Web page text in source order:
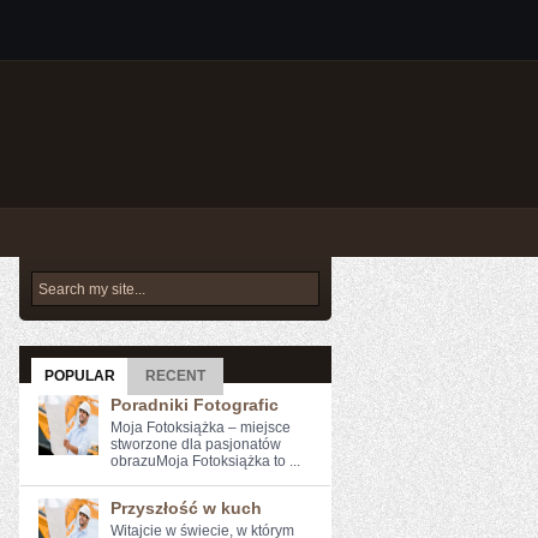
POPULAR RECENT
Poradniki Fotografic
Moja Fotoksiążka – miejsce
stworzone dla pasjonatów
obrazuMoja Fotoksiążka to ...
Przyszłość w kuch
Witajcie w świecie, w którym